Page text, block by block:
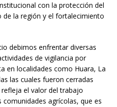
con la protección del
la región y el fortalecimiento
debimos enfrentar diversas
de vigilancia por
en localidades como Huara, La
las cuales fueron cerradas
el valor del trabajo
agrícolas, que es